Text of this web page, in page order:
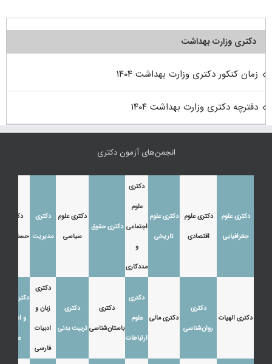
دکتری وزارت بهداشت
زمان کنکور دکتری وزارت بهداشت ۱۴۰۴
دفترچه دکتری وزارت بهداشت ۱۴۰۴
انجمن‌های آزمون دکتری
دکتری علوم
جغرافیایی
دکتری علوم
اقتصادی
دکتری علوم
تاریخی
دکتری
علوم
اجتماعی
و
مددکاری
دکتری حقوق
دکتری علوم
سیاسی
دکتری
مدیریت
دکتری
حسابداری
دکتری الهیات
دکتری
روان‌شناسی
دکتری مالی
دکتری
علوم
ارتباطات
دکتری
باستان‌شناسی
دکتری
تربیت بدنی
دکتری
زبان و
ادبیات
فارسی
دکتری زبان
و ادبیات
عرب